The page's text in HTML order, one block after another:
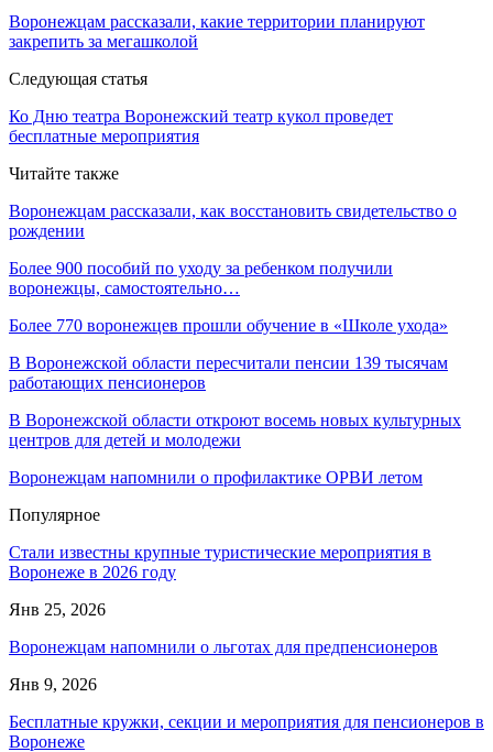
Воронежцам рассказали, какие территории планируют
закрепить за мегашколой
Следующая статья
Ко Дню театра Воронежский театр кукол проведет
бесплатные мероприятия
Читайте также
Воронежцам рассказали, как восстановить свидетельство о
рождении
Более 900 пособий по уходу за ребенком получили
воронежцы, самостоятельно…
Более 770 воронежцев прошли обучение в «Школе ухода»
В Воронежской области пересчитали пенсии 139 тысячам
работающих пенсионеров
В Воронежской области откроют восемь новых культурных
центров для детей и молодежи
Воронежцам напомнили о профилактике ОРВИ летом
Популярное
Стали известны крупные туристические мероприятия в
Воронеже в 2026 году
Янв 25, 2026
Воронежцам напомнили о льготах для предпенсионеров
Янв 9, 2026
Бесплатные кружки, секции и мероприятия для пенсионеров в
Воронеже